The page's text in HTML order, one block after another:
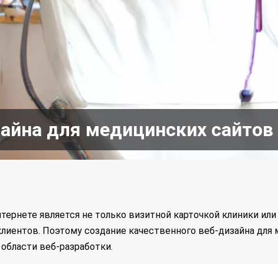
для медицинских
является не только визитной карточкой клиники
Поэтому создание качественного веб-дизайна
веб-разработки.